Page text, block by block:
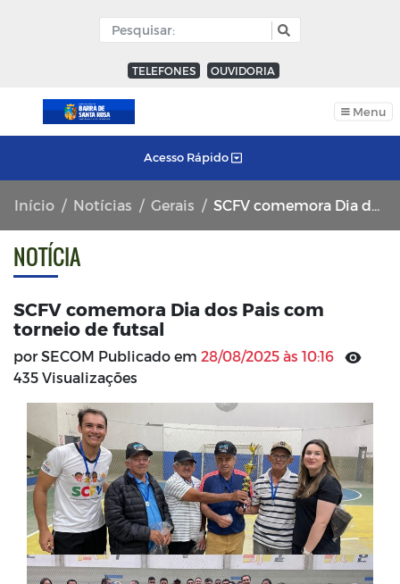
TELEFONES OUVIDORIA
Menu
Acesso Rápido
Início Notícias Gerais SCFV comemora Dia dos Pais com torneio de futsal
NOTÍCIA
SCFV comemora Dia dos Pais com
torneio de futsal
por SECOM Publicado em 28/08/2025 às 10:16
435 Visualizações